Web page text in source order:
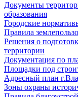
Документы
образования
Городские
Правила
Решения о
территории
Документация по
Площадки под
Адресный план
Зоны охраны